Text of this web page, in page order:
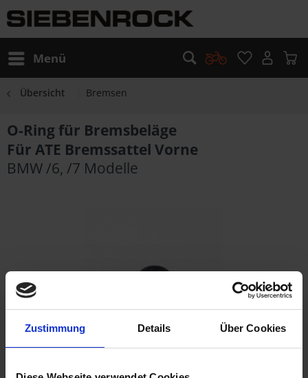
Zustimmung Details Über Cookies
Menü
Übersicht Bremsen
O-Ring für Bremsbeläge
Für ATE Bremssattel Vorne
BMW /6, /7 Modelle
3,95 €